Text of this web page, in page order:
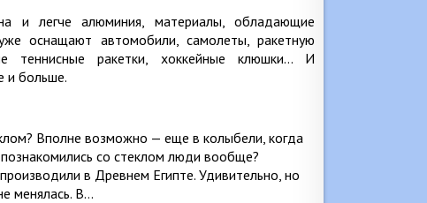
и легче алюминия, материалы, обладающие
оснащают автомобили, самолеты, ракетную
теннисные ракетки, хоккейные клюшки… И
и больше.
Вполне возможно — еще в колыбели, когда
со стеклом люди вообще?
в Древнем Египте. Удивительно, но
менялась. В…